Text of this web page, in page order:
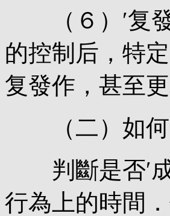
（６）′复發
的控制后，特
复發作，甚至
（二）如何
判斷是否′成
行為上的時間